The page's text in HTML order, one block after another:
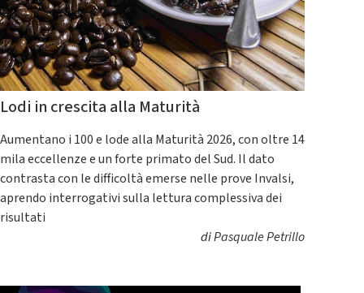
Lodi in crescita alla Maturità
Aumentano i 100 e lode alla Maturità 2026, con oltre 14
mila eccellenze e un forte primato del Sud. Il dato
contrasta con le difficoltà emerse nelle prove Invalsi,
aprendo interrogativi sulla lettura complessiva dei
risultati
diPasquale Petrillo